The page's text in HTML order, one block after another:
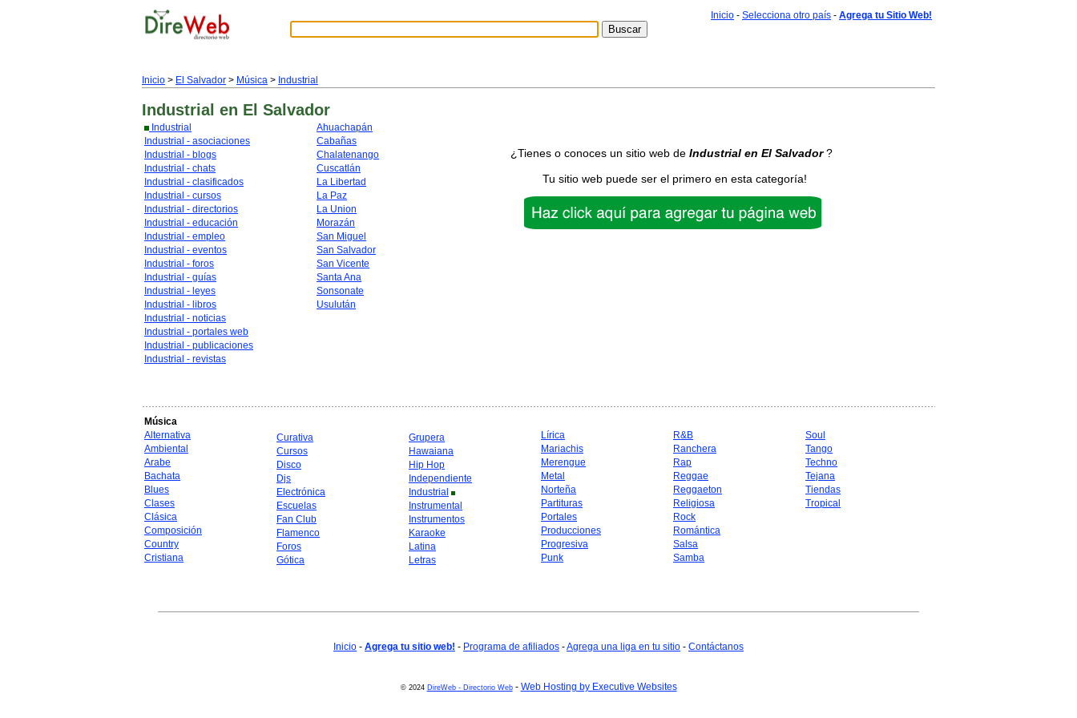
Inicio - Selecciona otro país - Agrega tu Sitio Web!
Inicio > El Salvador > Música > Industrial
Industrial en El Salvador
Industrial
Industrial - asociaciones
Industrial - blogs
Industrial - chats
Industrial - clasificados
Industrial - cursos
Industrial - directorios
Industrial - educación
Industrial - empleo
Industrial - eventos
Industrial - foros
Industrial - guías
Industrial - leyes
Industrial - libros
Industrial - noticias
Industrial - portales web
Industrial - publicaciones
Industrial - revistas
Ahuachapán
Cabañas
Chalatenango
Cuscatlán
La Libertad
La Paz
La Union
Morazán
San Miguel
San Salvador
San Vicente
Santa Ana
Sonsonate
Usulután
¿Tienes o conoces un sitio web de Industrial en El Salvador?
Tu sitio web puede ser el primero en esta categoría!
Música
Alternativa
Ambiental
Arabe
Bachata
Blues
Clases
Clásica
Composición
Country
Cristiana
Curativa
Cursos
Disco
Djs
Electrónica
Escuelas
Fan Club
Flamenco
Foros
Gótica
Grupera
Hawaiana
Hip Hop
Independiente
Industrial
Instrumental
Instrumentos
Karaoke
Latina
Letras
Lírica
Mariachis
Merengue
Metal
Norteña
Partituras
Portales
Producciones
Progresiva
Punk
R&B
Ranchera
Rap
Reggae
Reggaeton
Religiosa
Rock
Romántica
Salsa
Samba
Soul
Tango
Techno
Tejana
Tiendas
Tropical
Inicio - Agrega tu sitio web! - Programa de afiliados -Agrega una liga en tu sitio - Contáctanos
© 2024 DireWeb - Directorio Web- Web Hosting by Executive Websites